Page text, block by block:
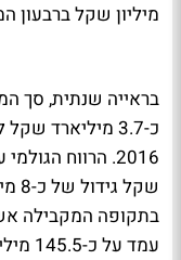
מיליון שקל
בתקופה המקבילה